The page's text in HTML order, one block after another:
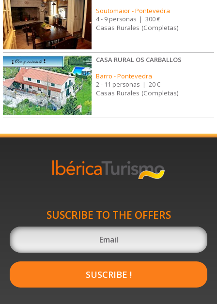
Soutomaior-Pontevedra
4 - 9 personas | 300 €
Casas Rurales (Completas)
CASA RURAL OS CARBALLOS
Barro -Pontevedra
2 - 11 personas | 20 €
Casas Rurales (Completas)
SUSCRIBE TO THE OFFERS
SUSCRIBE !